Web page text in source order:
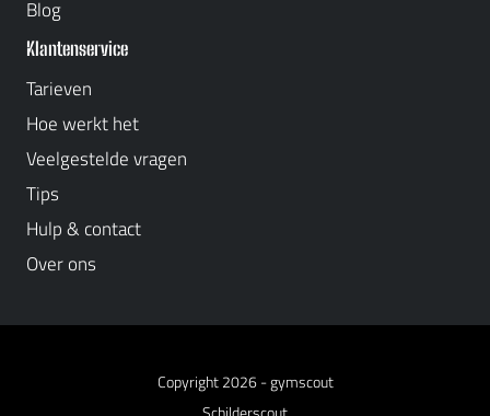
Blog
Klantenservice
Tarieven
Hoe werkt het
Veelgestelde vragen
Tips
Hulp & contact
Over ons
Copyright 2026 -gymscout